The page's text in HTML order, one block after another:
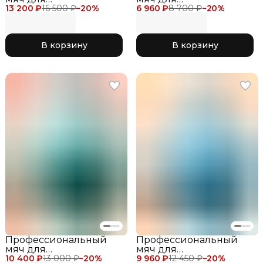
13 200 ₽16 500 ₽−20%
художественной
соревнований, цвет
желтый с блеском см
662 Canary
В корзину
6 960 ₽8 700 ₽−20%
художественной
цвет оранжевый 083
В корзину
10 400 ₽13 000 ₽−20%
Профессиональный
мяч для
художественной
9 960 ₽12 450 ₽−20%
Профессиональный
мяч для
художественной